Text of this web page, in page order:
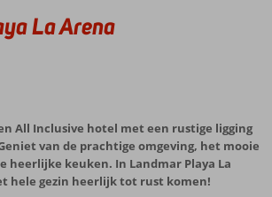
La Arena
All Inclusive hotel met een rustige ligging
van de prachtige omgeving, het mooie
heerlijke keuken. In Landmar Playa La
hele gezin heerlijk tot rust komen!